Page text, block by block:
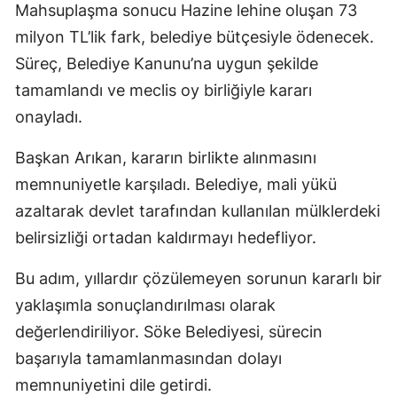
Mahsuplaşma sonucu Hazine lehine oluşan 73
milyon TL’lik fark, belediye bütçesiyle ödenecek.
Süreç, Belediye Kanunu’na uygun şekilde
tamamlandı ve meclis oy birliğiyle kararı
onayladı.
Başkan Arıkan, kararın birlikte alınmasını
memnuniyetle karşıladı. Belediye, mali yükü
azaltarak devlet tarafından kullanılan mülklerdeki
belirsizliği ortadan kaldırmayı hedefliyor.
Bu adım, yıllardır çözülemeyen sorunun kararlı bir
yaklaşımla sonuçlandırılması olarak
değerlendiriliyor. Söke Belediyesi, sürecin
başarıyla tamamlanmasından dolayı
memnuniyetini dile getirdi.